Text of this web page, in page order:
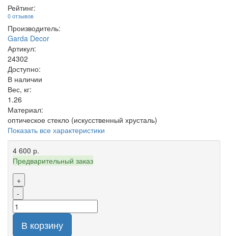
Рейтинг:
0 отзывов
Производитель:
Garda Decor
Артикул:
24302
Доступно:
В наличии
Вес, кг:
1.26
Материал:
оптическое стекло (искусственный хрусталь)
Показать все характеристики
4 600 р.
Предварительный заказ
+
-
В корзину